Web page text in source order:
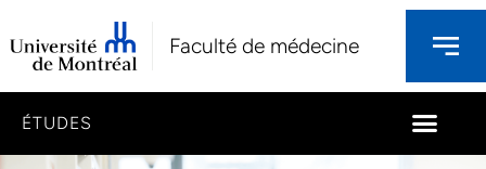
Faculté de médecine
ÉTUDES